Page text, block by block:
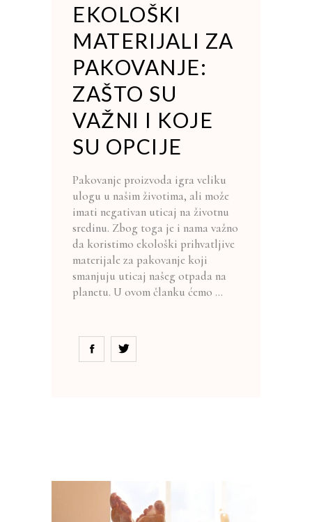
EKOLOŠKI
MATERIJALI ZA
PAKOVANJE:
ZAŠTO SU
VAŽNI I KOJE
SU OPCIJE
Pakovanje proizvoda igra veliku
ulogu u našim životima, ali može
imati negativan uticaj na životnu
sredinu. Zbog toga je i nama važno
da koristimo ekološki prihvatljive
materijale za pakovanje koji
smanjuju uticaj našeg otpada na
planetu. U ovom članku ćemo